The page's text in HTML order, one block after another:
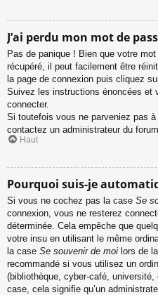
J’ai perdu mon mot de
Pas de panique ! Bien que votre
récupéré, il peut facilement être
la page de connexion puis cliquez
Suivez les instructions énoncées et
connecter.
Si toutefois vous ne parveniez pas
contactez un administrateur du
Haut
Pourquoi suis-je
Si vous ne cochez pas la case Se
connexion, vous ne resterez
déterminée. Cela empêche que
votre insu en utilisant le même
la case Se souvenir de moi lors de
recommandé si vous utilisez un
(bibliothèque, cyber-café,
case, cela signifie qu’un